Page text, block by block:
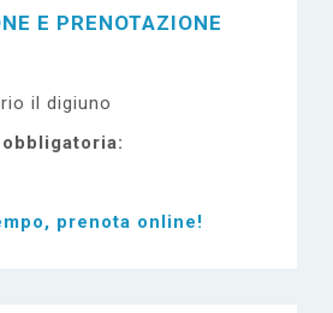
E PRENOTAZIONE
il digiuno
prenota online!